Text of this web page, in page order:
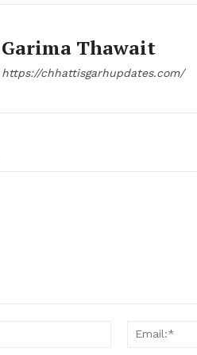
Garima Thawait
https://chhattisgarhupdates.com/
Name:*